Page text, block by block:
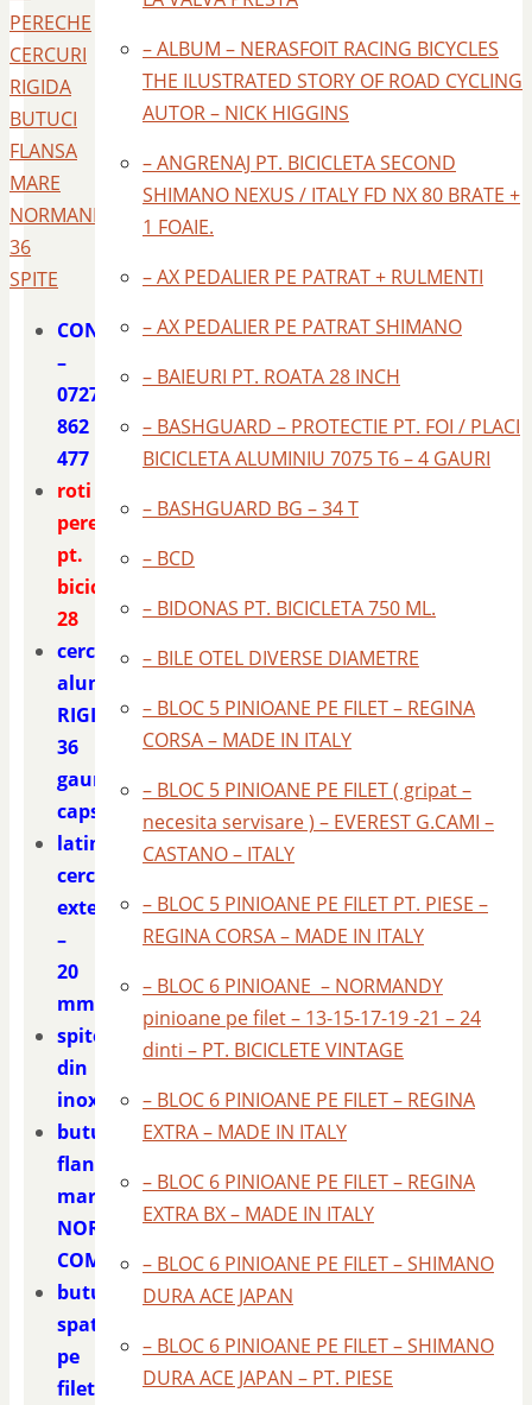
PERECHE
CERCURI
RIGIDA
BUTUCI
FLANSA
MARE
NORMANDY
36
SPITE
CONTACT
–
0727
862
477
roti
pereche
pt.
bicicleta
28
cerc
aluminiu
RIGIDA
36
gauri
capsate
latime
cerc
exterior
–
20
mm
spite
din
inox
butuci
flansa
mare
NORMANDY
COMPETITION
butucul
spate
pe
filet
– ALBUM – NERASFOIT RACING BICYCLES
THE ILUSTRATED STORY OF ROAD CYCLING
AUTOR – NICK HIGGINS
– ANGRENAJ PT. BICICLETA SECOND
SHIMANO NEXUS / ITALY FD NX 80 BRATE +
1 FOAIE.
– AX PEDALIER PE PATRAT + RULMENTI
– AX PEDALIER PE PATRAT SHIMANO
– BAIEURI PT. ROATA 28 INCH
– BASHGUARD – PROTECTIE PT. FOI / PLACI
BICICLETA ALUMINIU 7075 T6 – 4 GAURI
– BASHGUARD BG – 34 T
– BCD
– BIDONAS PT. BICICLETA 750 ML.
– BILE OTEL DIVERSE DIAMETRE
– BLOC 5 PINIOANE PE FILET – REGINA
CORSA – MADE IN ITALY
– BLOC 5 PINIOANE PE FILET ( gripat –
necesita servisare ) – EVEREST G.CAMI –
CASTANO – ITALY
– BLOC 5 PINIOANE PE FILET PT. PIESE –
REGINA CORSA – MADE IN ITALY
– BLOC 6 PINIOANE – NORMANDY
pinioane pe filet – 13-15-17-19 -21 – 24
dinti – PT. BICICLETE VINTAGE
– BLOC 6 PINIOANE PE FILET – REGINA
EXTRA – MADE IN ITALY
– BLOC 6 PINIOANE PE FILET – REGINA
EXTRA BX – MADE IN ITALY
– BLOC 6 PINIOANE PE FILET – SHIMANO
DURA ACE JAPAN
– BLOC 6 PINIOANE PE FILET – SHIMANO
DURA ACE JAPAN – PT. PIESE